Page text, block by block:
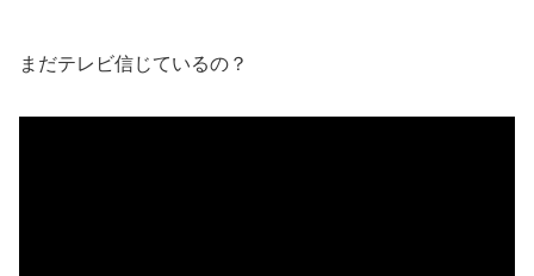
まだテレビ信じているの？